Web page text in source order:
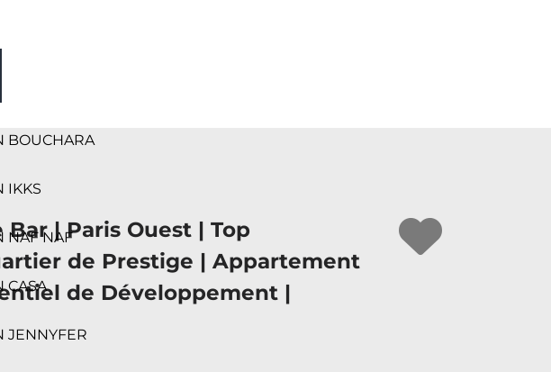
BOUCHARA
IKKS
NAF NAF
CASA
JENNYFER
Bar | Paris Ouest | Top
de Prestige | Appartement
de Développement |